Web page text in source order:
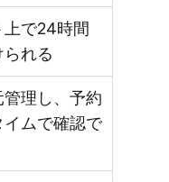
上で24時間
れる
理し、予約
ムで確認で